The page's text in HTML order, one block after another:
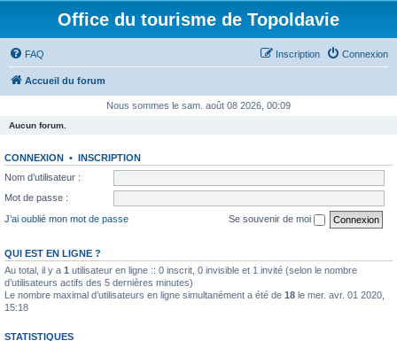
Office du tourisme de Topoldavie
FAQ Connexion
Inscription
Accueil du forum
Nous sommes le sam. août 08 2026, 00:09
Aucun forum.
CONNEXION • INSCRIPTION
Nom d’utilisateur :
Mot de passe :
J’ai oublié mon mot de passe
Se souvenir de moi
QUI EST EN LIGNE ?
Au total, il y a 1 utilisateur en ligne :: 0 inscrit, 0 invisible et 1 invité (selon le nombre
d’utilisateurs actifs des 5 dernières minutes)
Le nombre maximal d’utilisateurs en ligne simultanément a été de 18 le mer. avr. 01 2020,
15:18
STATISTIQUES